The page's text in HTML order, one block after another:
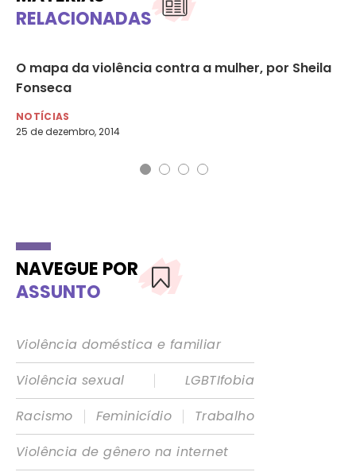
RELACIONADAS
O mapa da violência contra a mulher, por Sheila
Fonseca
NOTÍCIAS
25 de dezembro, 2014
NAVEGUE POR
ASSUNTO
Violência doméstica e familiar
Violência sexual
|
LGBTIfobia
Racismo
| Feminicídio |
Trabalho
Violência de gênero na internet